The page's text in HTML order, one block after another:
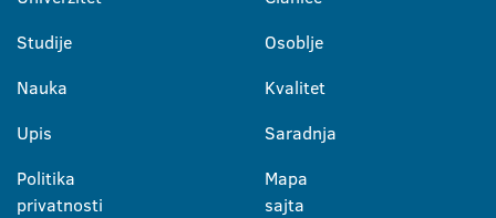
Studije
Nauka
Upis
Politika
privatnosti
Osoblje
Kvalitet
Saradnja
Mapa
sajta